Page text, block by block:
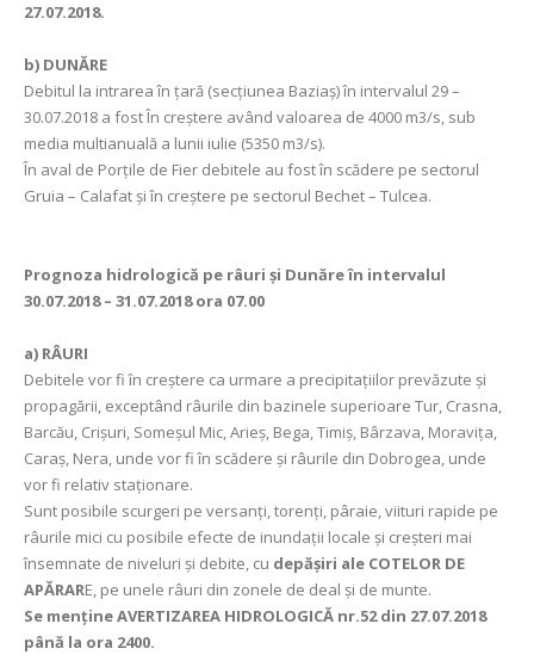
27.07.2018.
b) DUNĂRE
Debitul la intrarea în ţară (secţiunea Baziaş) în intervalul 29 –
30.07.2018 a fost În creştere având valoarea de 4000 m3/s, sub
media multianuală a lunii iulie (5350 m3/s).
În aval de Porţile de Fier debitele au fost în scădere pe sectorul
Gruia – Calafat și în creștere pe sectorul Bechet – Tulcea.
Prognoza hidrologică pe râuri şi Dunăre în intervalul
30.07.2018 – 31.07.2018 ora 07.00
a) RÂURI
Debitele vor fi în creștere ca urmare a precipitațiilor prevăzute și
propagării, exceptând râurile din bazinele superioare Tur, Crasna,
Barcău, Crișuri, Someșul Mic, Arieș, Bega, Timiș, Bârzava, Moravița,
Caraș, Nera, unde vor fi în scădere și râurile din Dobrogea, unde
vor fi relativ staționare.
Sunt posibile scurgeri pe versanţi, torenţi, pâraie, viituri rapide pe
râurile mici cu posibile efecte de inundaţii locale şi creşteri mai
însemnate de niveluri și debite, cu depăşiri ale COTELOR DE
APĂRARE, pe unele râuri din zonele de deal şi de munte.
Se menţine AVERTIZAREA HIDROLOGICĂ nr.52 din 27.07.2018
până la ora 2400.